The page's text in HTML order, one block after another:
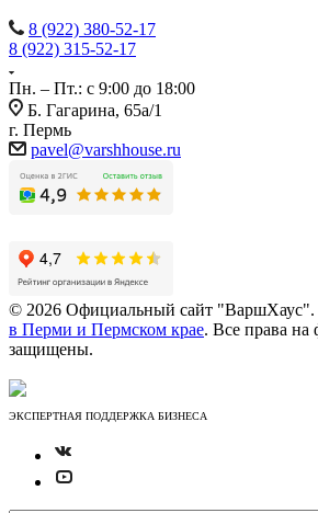
8 (922) 380-52-17
8 (922) 315-52-17
Пн. – Пт.: с 9:00 до 18:00
Б. Гагарина, 65а/1
г. Пермь
pavel@varshhouse.ru
© 2026 Официальный сайт "ВаршХаус".
в Перми и Пермском крае. Все права
защищены.
ЭКСПЕРТНАЯ ПОДДЕРЖКА БИЗНЕСА